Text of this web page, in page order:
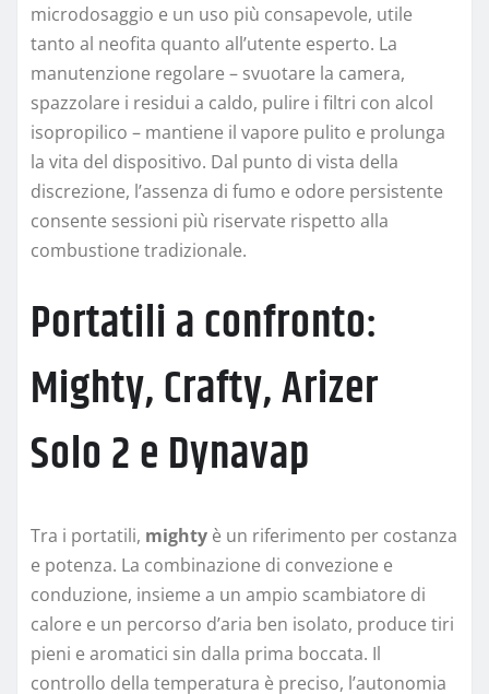
microdosaggio e un uso più consapevole, utile
tanto al neofita quanto all’utente esperto. La
manutenzione regolare – svuotare la camera,
spazzolare i residui a caldo, pulire i filtri con alcol
isopropilico – mantiene il vapore pulito e prolunga
la vita del dispositivo. Dal punto di vista della
discrezione, l’assenza di fumo e odore persistente
consente sessioni più riservate rispetto alla
combustione tradizionale.
Portatili a confronto:
Mighty, Crafty, Arizer
Solo 2 e Dynavap
Tra i portatili, mighty è un riferimento per costanza
e potenza. La combinazione di convezione e
conduzione, insieme a un ampio scambiatore di
calore e un percorso d’aria ben isolato, produce tiri
pieni e aromatici sin dalla prima boccata. Il
controllo della temperatura è preciso, l’autonomia